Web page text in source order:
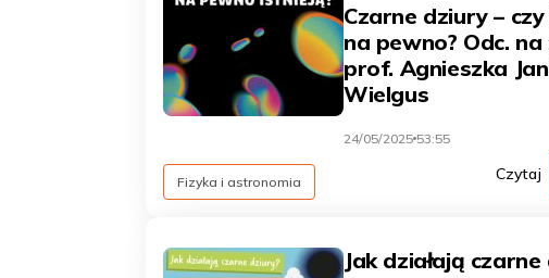
Czarne dziury –
na pewno? Odc. na
prof. Agnieszka
Wielgus
24/05/2025 53:55
Czytaj
Fizyka i astronomia
Jak działają